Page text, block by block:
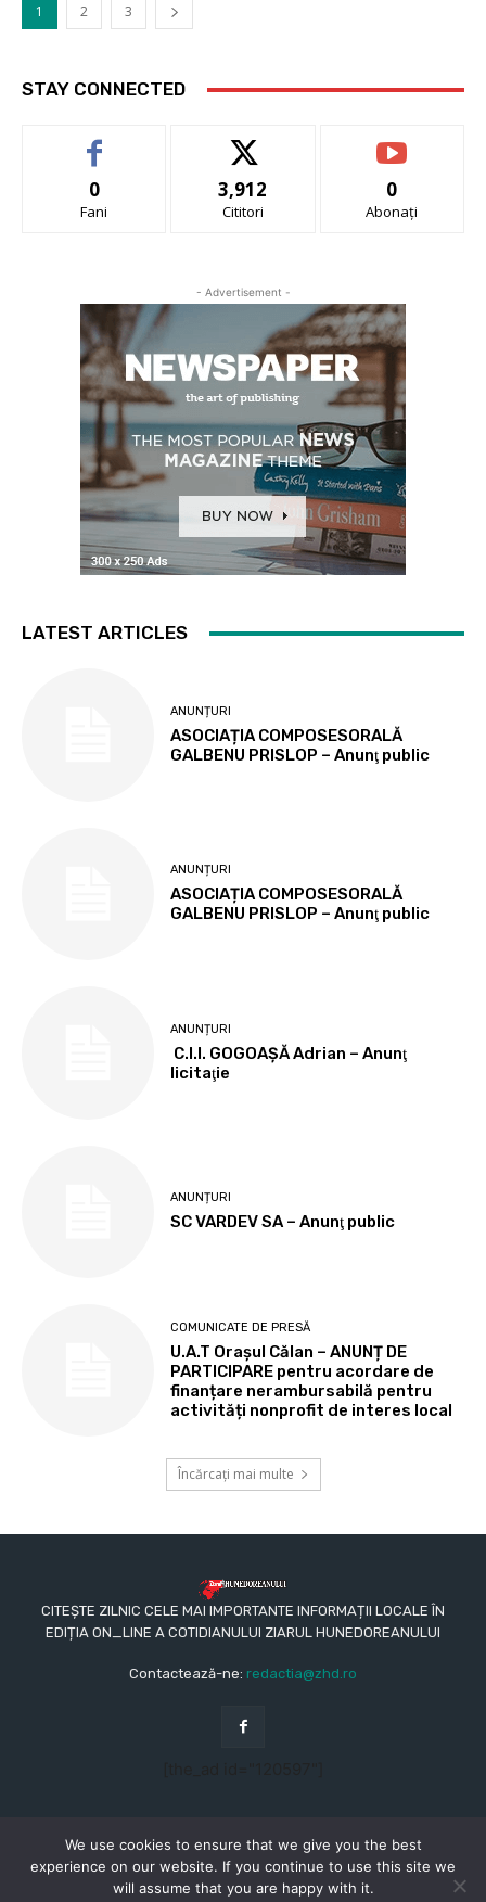
1 2 3
STAY CONNECTED
0
Fani
3,912
Cititori
0
Abonați
- Advertisement -
LATEST ARTICLES
ANUNȚURI
ASOCIAȚIA COMPOSESORALĂ
GALBENU PRISLOP – Anunţ public
ANUNȚURI
ASOCIAȚIA COMPOSESORALĂ
GALBENU PRISLOP – Anunţ public
ANUNȚURI
C.I.I. GOGOAŞĂ Adrian – Anunţ
licitaţie
ANUNȚURI
SC VARDEV SA – Anunţ public
COMUNICATE DE PRESĂ
U.A.T Orașul Călan – ANUNȚ DE
PARTICIPARE pentru acordare de
finanțare nerambursabilă pentru
activități nonprofit de interes local
Încărcați mai multe
CITEȘTE ZILNIC CELE MAI IMPORTANTE INFORMAȚII LOCALE ÎN
EDIȚIA ON_LINE A COTIDIANULUI ZIARUL HUNEDOREANULUI
Contactează-ne: redactia@zhd.ro
© Copyright - 2015 - 2023 - Ziarul Hunedoreanului
We use cookies to ensure that we give you the best
experience on our website. If you continue to use this site we
will assume that you are happy with it.